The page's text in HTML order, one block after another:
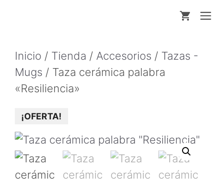
Inicio / Tienda / Accesorios / Tazas -
Mugs / Taza cerámica palabra
«Resiliencia»
¡OFERTA!